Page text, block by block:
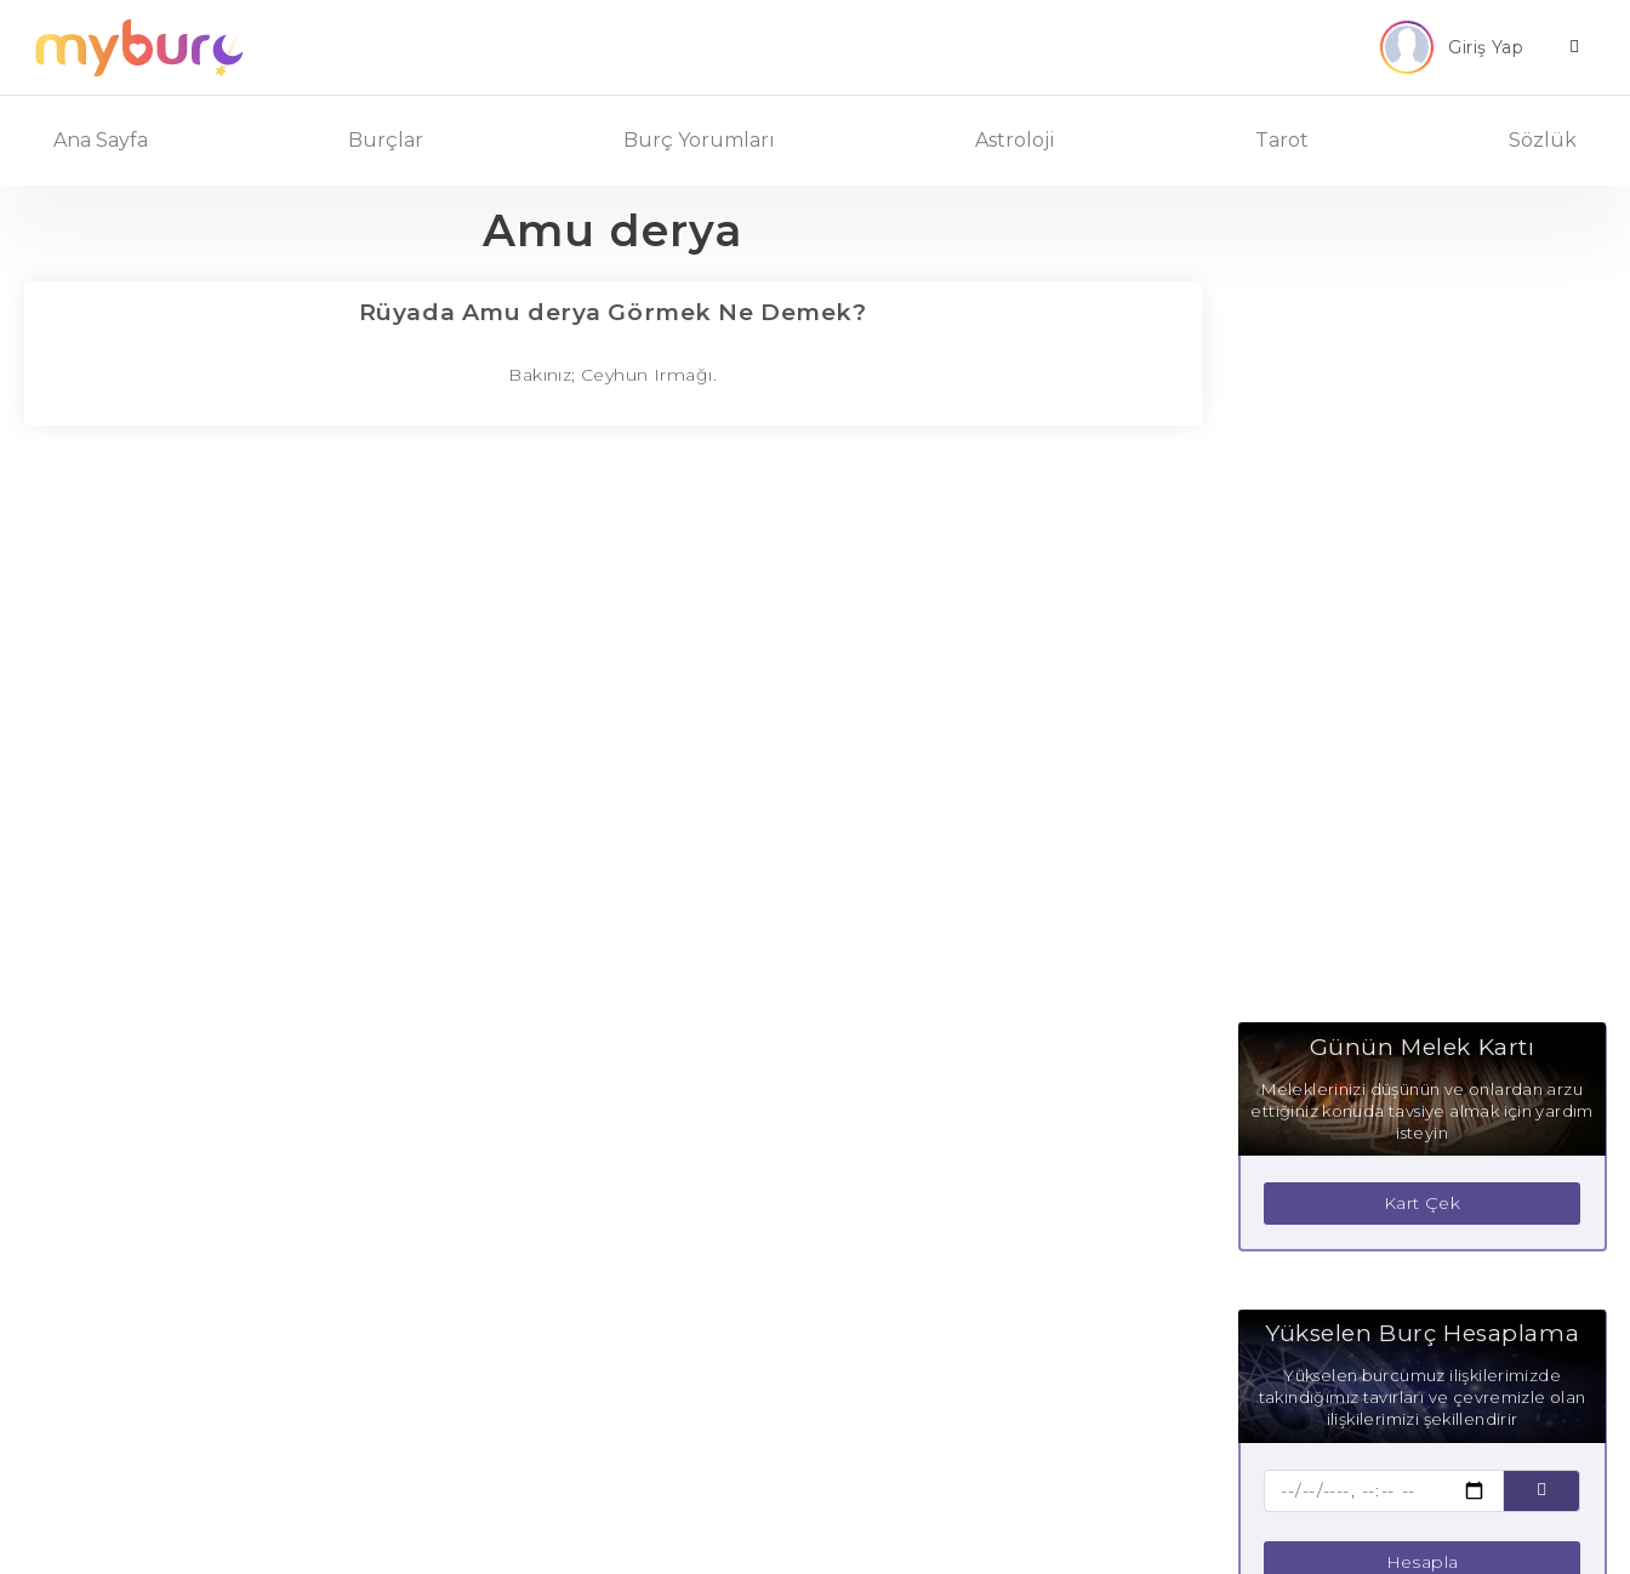
Giriş Yap
Ana Sayfa Burçlar Burç Yorumları Astroloji Tarot Sözlük
Amu derya
Rüyada Amu derya Görmek Ne Demek?
Bakınız; Ceyhun Irmağı.
Günün Melek Kartı
Meleklerinizi düşünün ve onlardan arzu
ettiğiniz konuda tavsiye almak için yardım
isteyin
Kart Çek
Yükselen Burç Hesaplama
Yükselen burcumuz ilişkilerimizde
takındığımız tavırları ve çevremizle olan
ilişkilerimizi şekillendirir
Hesapla